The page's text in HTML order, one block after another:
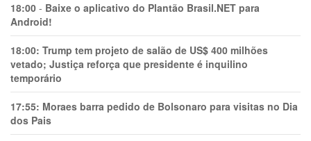
18:00 - Baixe o aplicativo do Plantão Brasil.NET para
Android!
18:00: Trump tem projeto de salão de US$ 400 milhões
vetado; Justiça reforça que presidente é inquilino
temporário
17:55: Moraes barra pedido de Bolsonaro para visitas no Dia
dos Pais